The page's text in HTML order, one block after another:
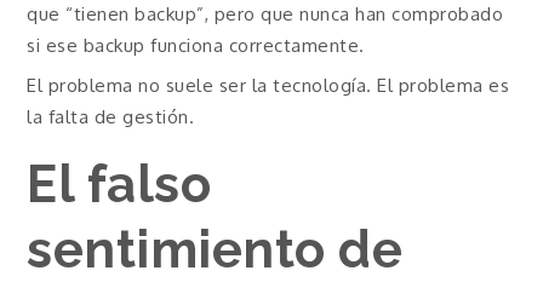
que “tienen backup”, pero que nunca han comprobado
si ese backup funciona correctamente.
El problema no suele ser la tecnología. El problema es
la falta de gestión.
El falso
sentimiento de